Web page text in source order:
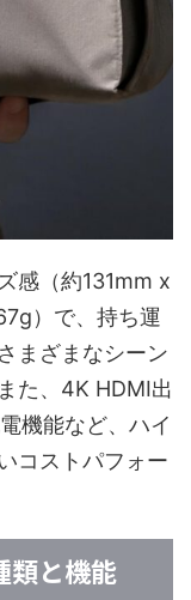
感（約131mm x
）で、持ち運
まざまなシーン
た、4K HDMI出
機能など、ハイ
コストパフォー
類と機能